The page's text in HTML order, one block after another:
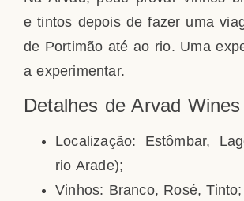
e tintos depois de fazer uma
de Portimão até ao rio. Uma
a experimentar.
Detalhes de Arvad Wines
Localização: Estômbar,
rio Arade);
Vinhos: Branco, Rosé, Tinto;